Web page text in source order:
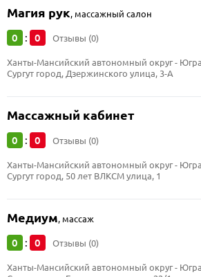
Магия рук, массажный салон
0 : 0 Отзывы (0)
Ханты-Мансийский автономный округ -
Сургут город, Дзержинского улица, 3-А
Массажный кабинет
0 : 0 Отзывы (0)
Ханты-Мансийский автономный округ -
Сургут город, 50 лет ВЛКСМ улица, 1
Медиум, массаж
0 : 0 Отзывы (0)
Ханты-Мансийский автономный округ -